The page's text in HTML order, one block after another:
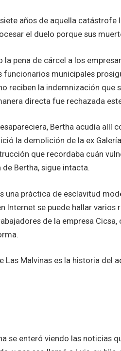
años de aquella
el duelo porque sus
la pena de cárcel a los
municipales
reciben la indemnización que
directa fue rechazada
Bertha acudía allí
la demolición de la ex
que recordaba cuán
Bertha, sigue intacta.
una práctica de esclavitud
Internet se puede hallar
de la empresa
Las Malvinas es la historia del
se enteró viendo las noticias